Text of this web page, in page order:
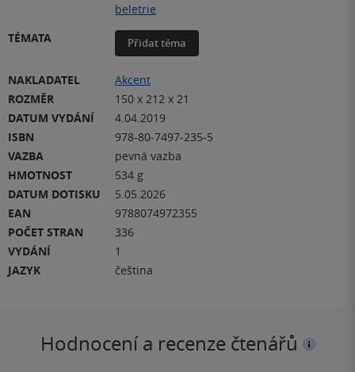
beletrie
TÉMATA
Přidat téma
NAKLADATEL
Akcent
ROZMĚR
150 x 212 x 21
DATUM VYDÁNÍ
4.04.2019
ISBN
978-80-7497-235-5
VAZBA
pevná vazba
HMOTNOST
534 g
DATUM DOTISKU
5.05.2026
EAN
9788074972355
POČET STRAN
336
VYDÁNÍ
1
JAZYK
čeština
Hodnocení a recenze čtenářů